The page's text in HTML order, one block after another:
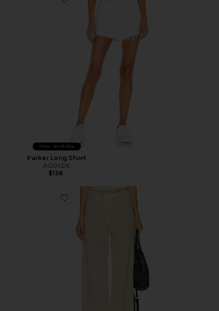
Favorite Parker Long Short
Mais Vendidos
Parker Long Short
AGOLDE
$158
Favorite Brynn Drawstring Trouser Jeans